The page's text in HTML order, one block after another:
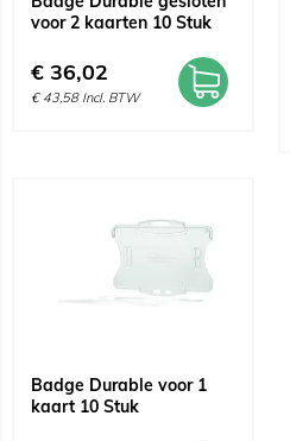
voor 2 kaarten 10 Stuk
€ 36,02
€ 43,58 Incl. BTW
Badge Durable voor 1
kaart 10 Stuk